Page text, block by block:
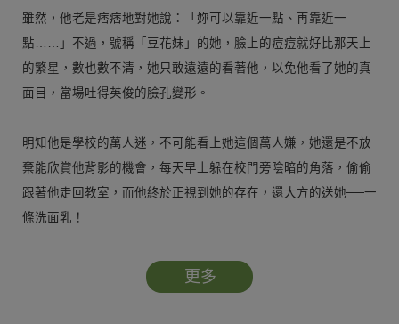
雖然，他老是痞痞地對她說：「妳可以靠近一點、再靠近一
點……」不過，號稱「豆花妹」的她，臉上的痘痘就好比那天上
的繁星，數也數不清，她只敢遠遠的看著他，以免他看了她的真
面目，當場吐得英俊的臉孔變形。
明知他是學校的萬人迷，不可能看上她這個萬人嫌，她還是不放
棄能欣賞他背影的機會，每天早上躲在校門旁陰暗的角落，偷偷
跟著他走回教室，而他終於正視到她的存在，還大方的送她──一
條洗面乳！
哦～～她好感動啊！本以為他是唯一不嫌棄她的外表，只重視她
內在美的男人，可他竟在一群看好戲的同學面前，重重地吻了
更多